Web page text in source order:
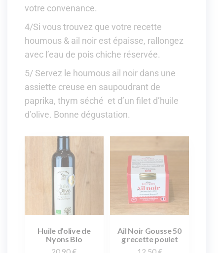
votre convenance.
4/Si vous trouvez que votre recette
houmous & ail noir est épaisse, rallongez
avec l’eau de pois chiche réservée.
5/ Servez le houmous ail noir dans une
assiette creuse en saupoudrant de
paprika, thym séché et d’un filet d’huile
d’olive. Bonne dégustation.
Huile d’olive de
Nyons Bio
Ail Noir Gousse 50
g recette poulet